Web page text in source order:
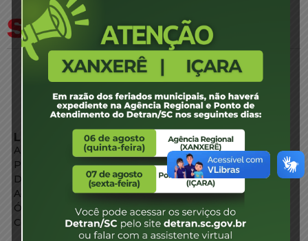
LINKS EXTERNOS
Agência de Notícias
Portal de Serviços
Diário Oficial
Acesso à Informação
Órgãos do Governo
Conheça SC